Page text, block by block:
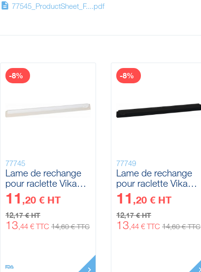
description 77545_ProductSheet_F....pdf
77745
Lame de rechange
pour raclette Vikan,
600 mm
11 ,20 € HT
12,17 € HT
13,44 € TTC 14,60 € TTC
-8%
77749
Lame de rechange
pour raclette Vikan,
600 mm
11 ,20 € HT
12,17 € HT
13,44 € TTC 14,60 € TTC
-8%